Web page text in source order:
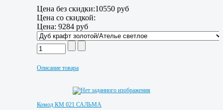
Цена без скидки:10550 руб
Цена со скидкой:
Цена: 9284 руб
Описание товара
Комод КМ 021 САЛЬМА